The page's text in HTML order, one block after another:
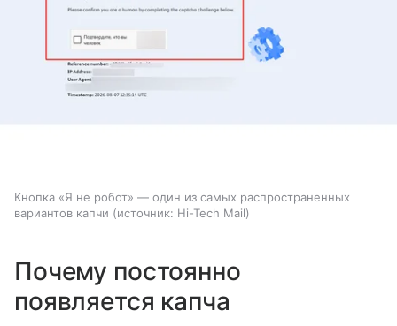
Кнопка «Я не робот» — один из самых распространенных
вариантов капчи
источник: Hi-Tech Mail
Почему постоянно
появляется капча